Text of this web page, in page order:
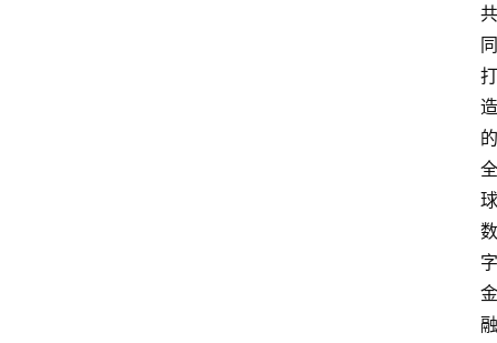
共
同
打
造
的
全
球
数
字
金
融